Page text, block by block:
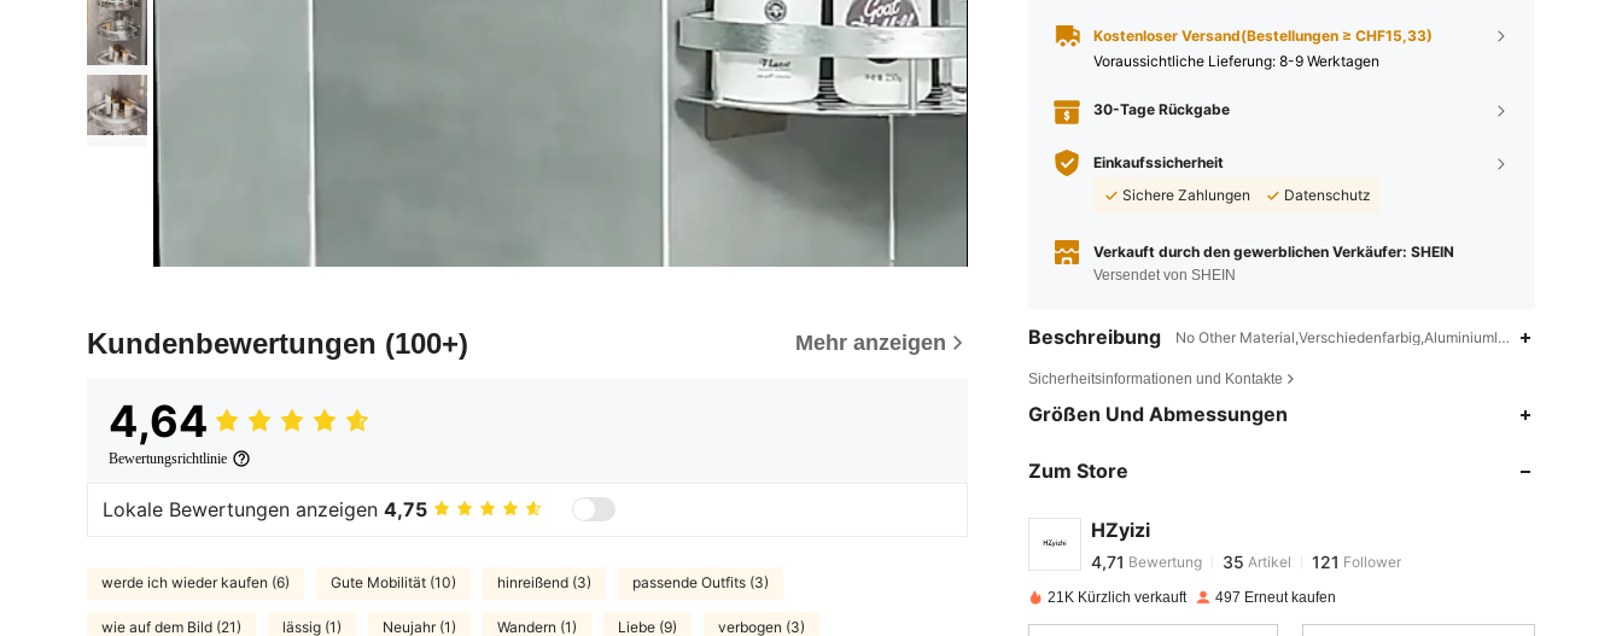
Kundenbewertungen (100+) Mehr anzeigen
4,64
Bewertungsrichtlinie
Lokale Bewertungen anzeigen 4,75
werde ich wieder kaufen (6) Gute Mobilität (10) hinreißend (3) passende Outfits (3)
wie auf dem Bild (21) lässig (1) Neujahr (1) Wandern (1) Liebe (9) verbogen (3)
Kostenloser Versand(Bestellungen ≥ CHF15,33)
Voraussichtliche Lieferung: 8-9 Werktagen
30-Tage Rückgabe
Einkaufssicherheit
Sichere Zahlungen
Datenschutz
Verkauft durch den gewerblichen Verkäufer: SHEIN
Versendet von SHEIN
Beschreibung No Other Material,Verschiedenfarbig,Aluminiumlegierung
Sicherheitsinformationen und Kontakte
Größen Und Abmessungen
Zum Store
HZyizi
4,71
4,71
4,71
i***1bezahltVor 1 Tag
4,71 35 121
21K Kürzlich verkauft 497 Erneut kaufen